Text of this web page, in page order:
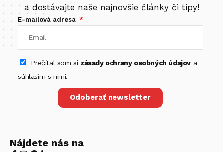
a dostávajte naše najnovšie články či tipy!
E-mailová adresa
Prečítal som si zásady ochrany osobných údajova
súhlasím s nimi.
Odoberať newsletter
Nájdete nás na